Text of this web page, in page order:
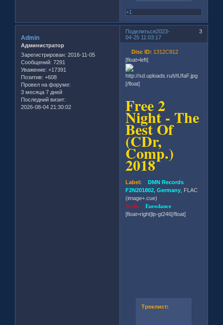
+1
Поделиться 3
2023-
04-25 11:03:17
Admin
Администратор
Зарегистрирован: 2016-11-05
Сообщений: 7291
Уважение: +17391
Позитив: +608
Провел на форуме:
3 месяца 7 дней
Последний визит:
2026-08-04 21:30:02
Disc ID: 1312C812
[float=left]
[/float]
Free 2
Night - The
Best Of
(CDr,
Comp.)
2018
Label: DMN Records
F2N201802, Germany , FLAC
(image+.cue)
Style:Eurodance
[float=right]lp-gt246[/float]
Треклист: